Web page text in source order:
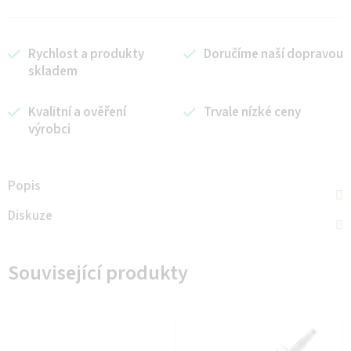
Rychlost a produkty
skladem
Doručíme naší dopravou
Kvalitní a ověření
výrobci
Trvale nízké ceny
Popis
Diskuze
Související produkty